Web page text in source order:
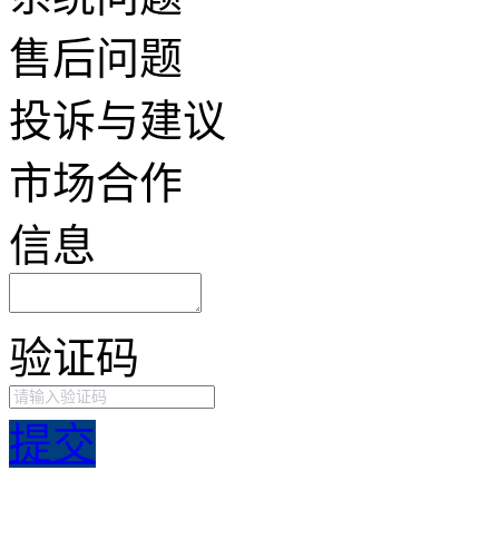
售后问题
投诉与建议
市场合作
信息
验证码
提交